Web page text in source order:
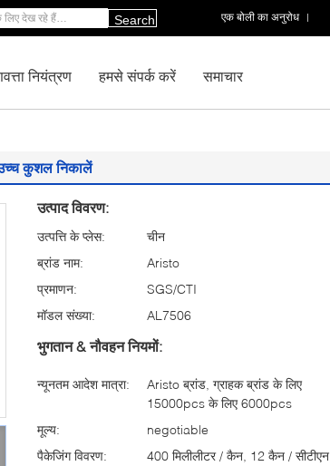
एक बोली का अनुरोध |
Search
नियंत्रण हमसे संपर्क करें समाचार
उच्च कुशल निकालें
उत्पाद विवरण:
उत्पत्ति के प्लेस:
चीन
ब्रांड नाम:
Aristo
प्रमाणन:
SGS/CTI
मॉडल संख्या:
AL7506
भुगतान & नौवहन नियमों:
न्यूनतम आदेश मात्रा:
Aristo ब्रांड, ग्राहक ब्रांड के लिए
15000pcs के लिए 6000pcs
मूल्य:
negotiable
पैकेजिंग विवरण:
400 मिलीलीटर / कैन, 12 कैन / सीटीएन,